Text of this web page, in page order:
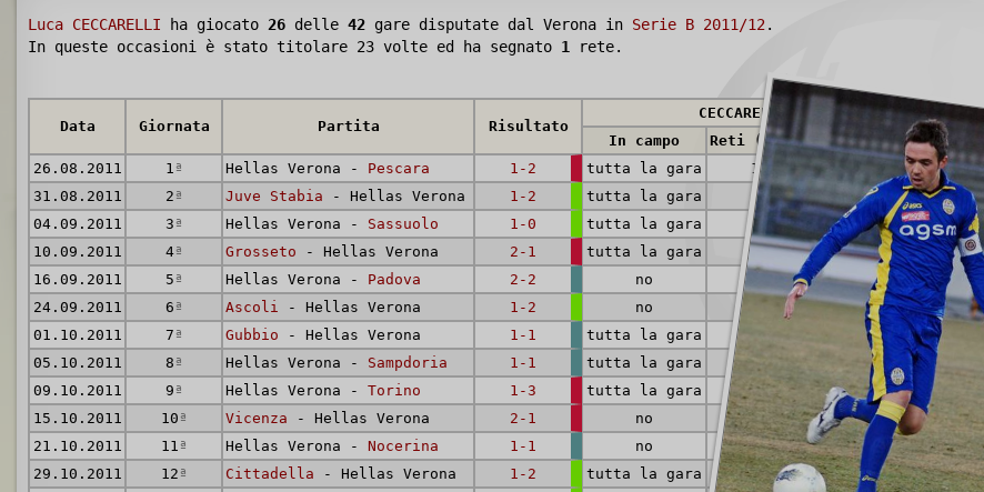
Luca CECCARELLI ha giocato 26 delle 42 gare disputate dal Verona in Serie B 2011/12 .
In queste occasioni è stato titolare 23 volte ed ha segnato 1 rete.
Data Giornata Partita Risultato
CECCARELLI
In campo
Reti (rig.)
Cartellini
26.08.2011
1 ª Hellas Verona - Pescara 1-2 tutta la gara
1
31.08.2011
2 ª Juve Stabia - Hellas Verona 1-2
tutta la gara
04.09.2011
3 ª Hellas Verona - Sassuolo 1-0
tutta la gara
10.09.2011
4ª Grosseto - Hellas Verona 2-1
tutta la gara
16.09.2011
5 ª Hellas Verona - Padova 2-2
no
24.09.2011
6 ª Ascoli - Hellas Verona 1-2
no
01.10.2011
7 ª Gubbio - Hellas Verona 1-1
tutta la gara
05.10.2011
8 ª Hellas Verona - Sampdoria 1-1
tutta la gara
09.10.2011
9 ª Hellas Verona - Torino 1-3
tutta la gara
15.10.2011
10 ª Vicenza - Hellas Verona 2-1
no
21.10.2011
11 ª Hellas Verona - Nocerina 1-1
no
29.10.2011
12 ª Cittadella - Hellas Verona 1-2
tutta la gara